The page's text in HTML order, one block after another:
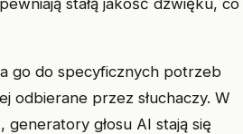
stałą jakość dźwięku, co
go do specyficznych potrzeb
odbierane przez słuchaczy. W
głosu AI stają się